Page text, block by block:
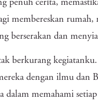
penuh cerita,
membereskan rumah,
berserakan dan
berkurang
dengan ilmu dan
dalam memahami